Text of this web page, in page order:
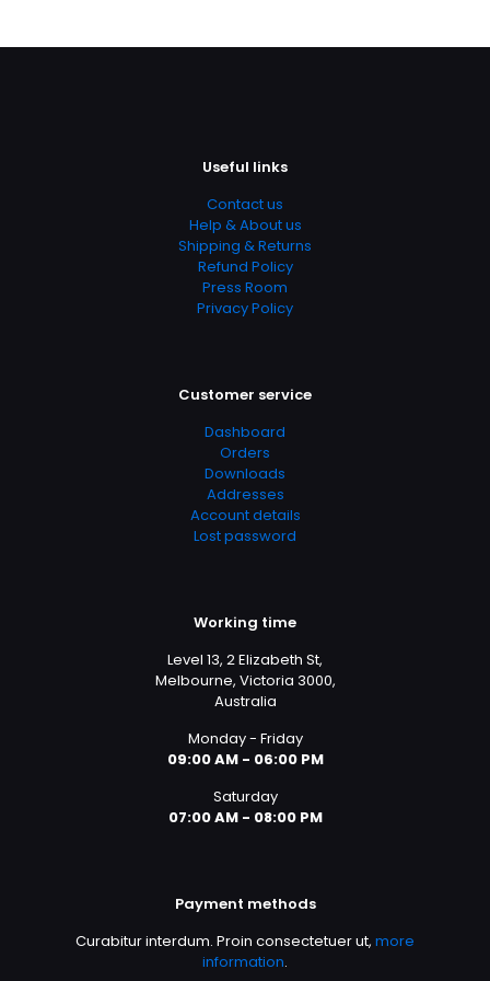
Useful links
Contact us
Help & About us
Shipping & Returns
Refund Policy
Press Room
Privacy Policy
Customer service
Dashboard
Orders
Downloads
Addresses
Account details
Lost password
Working time
Level 13, 2 Elizabeth St,
Melbourne, Victoria 3000,
Australia
Monday - Friday
09:00 AM - 06:00 PM
Saturday
07:00 AM - 08:00 PM
Payment methods
Curabitur interdum. Proin consectetuer ut, more
information.